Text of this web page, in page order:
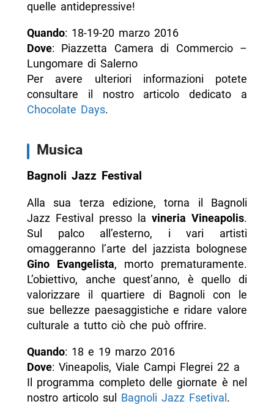
quelle antidepressive!
Quando: 18-19-20 marzo 2016
Dove: Piazzetta Camera di Commercio –
Lungomare di Salerno
Per avere ulteriori informazioni potete
consultare il nostro articolo dedicato a
Chocolate Days.
Musica
Bagnoli Jazz Festival
Alla sua terza edizione, torna il Bagnoli
Jazz Festival presso lavineria Vineapolis.
Sul palco all’esterno, i vari artisti
omaggeranno l’arte del jazzista bolognese
Gino Evangelista, morto prematuramente.
L’obiettivo, anche quest’anno, è quello di
valorizzare il quartiere di Bagnoli con le
sue bellezze paesaggistiche e ridare valore
culturale a tutto ciò che può offrire.
Quando: 18 e 19 marzo 2016
Dove: Vineapolis, Viale Campi Flegrei 22 a
Il programma completo delle giornate è nel
nostro articolo sul Bagnoli Jazz Fsetival .